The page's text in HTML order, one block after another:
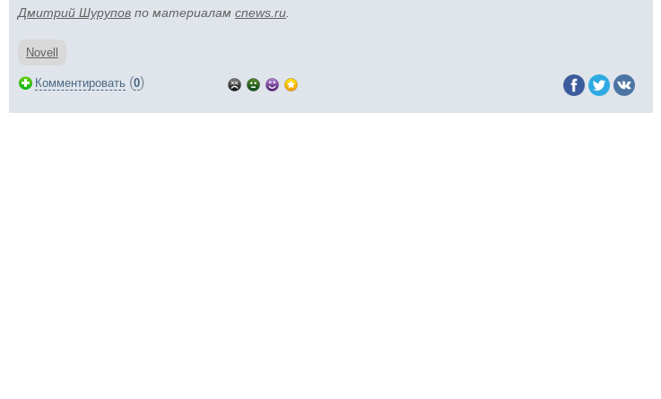
Дмитрий Шурупов по материалам cnews.ru
Novell
Комментировать (0)